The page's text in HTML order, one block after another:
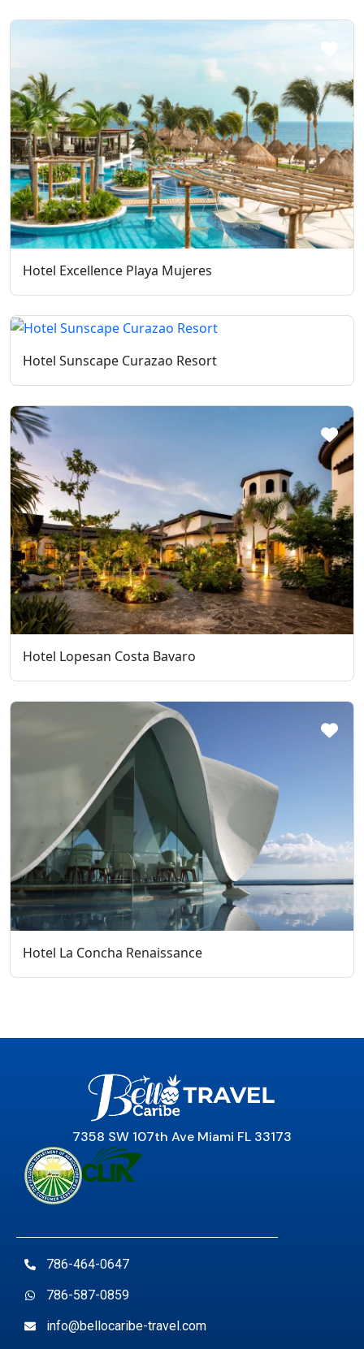
Hotel Excellence Playa Mujeres
Hotel Sunscape Curazao Resort
Hotel Lopesan Costa Bavaro
Hotel La Concha Renaissance
7358 SW 107th Ave Miami FL 33173
786-464-0647
786-587-0859
info@bellocaribe-travel.com